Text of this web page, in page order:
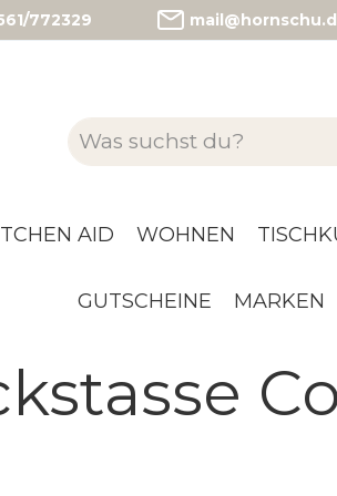
772329
AID WOHNEN
GUTSCHEINE MARKEN